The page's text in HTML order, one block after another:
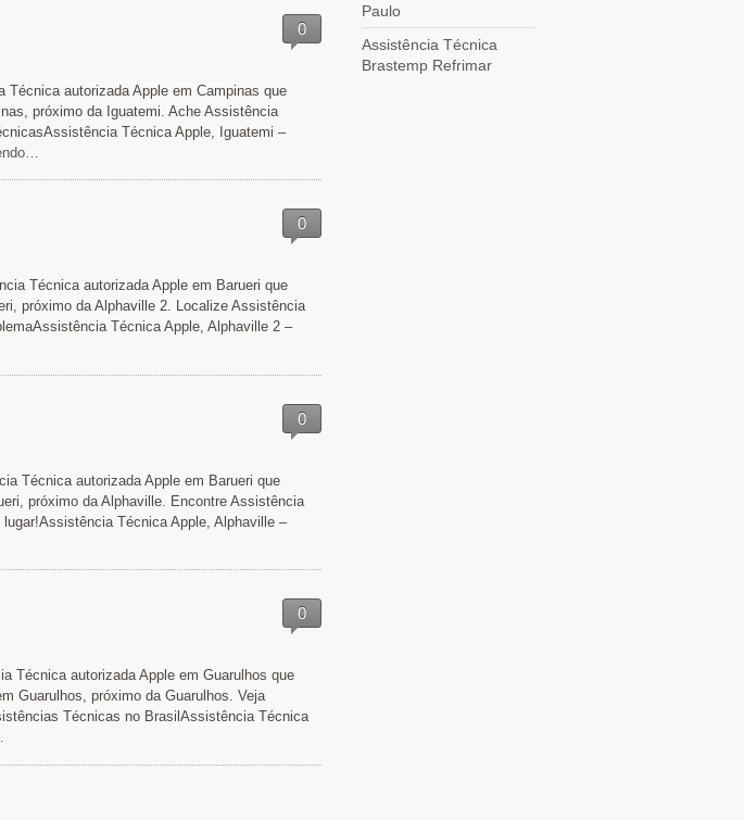
autorizada Apple em Campinas que
próximo da Iguatemi. Ache Assistência
Técnica Apple, Iguatemi –
0
Técnica autorizada Apple em Barueri que
próximo da Alphaville 2. Localize Assistência
Técnica Apple, Alphaville 2 –
0
Técnica autorizada Apple em Barueri que
próximo da Alphaville. Encontre Assistência
Técnica Apple, Alphaville –
0
Técnica autorizada Apple em Guarulhos que
Guarulhos, próximo da Guarulhos. Veja
Técnicas no BrasilAssistência Técnica
0
Paulo
Assistência Técnica
Brastemp Refrimar